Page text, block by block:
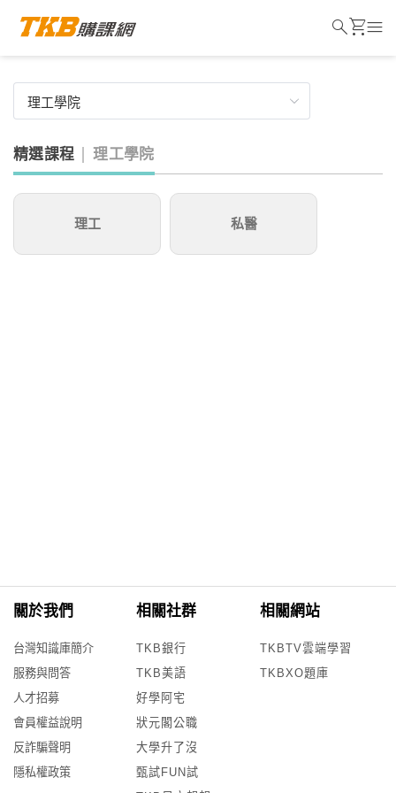
精選課程 理工學院
理工 私醫
關於我們
台灣知識庫簡介
服務與問答
人才招募
會員權益說明
反詐騙聲明
隱私權政策
相關社群
TKB銀行
TKB美語
好學阿宅
狀元閣公職
大學升了沒
甄試FUN試
相關網站
TKBTV雲端學習
TKBXO題庫
searchshopping_cartmenu